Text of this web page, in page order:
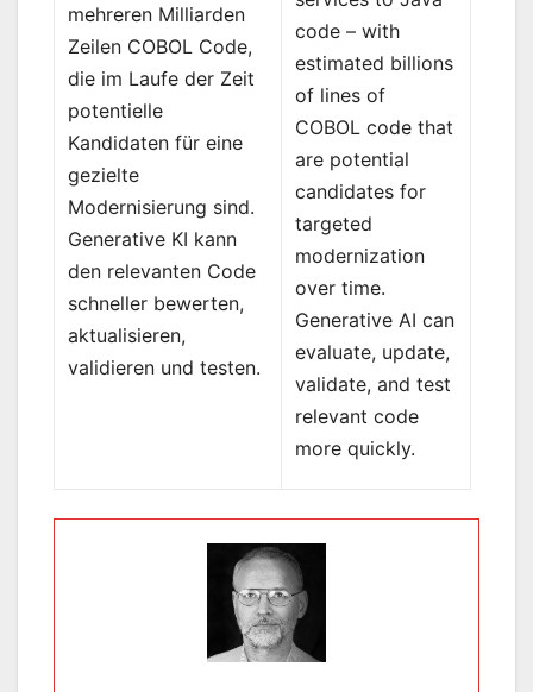
mehreren Milliarden
Zeilen COBOL Code,
die im Laufe der Zeit
potentielle
Kandidaten für eine
gezielte
Modernisierung sind.
Generative KI kann
den relevanten Code
schneller bewerten,
aktualisieren,
validieren und testen.
code – with
estimated billions
of lines of
COBOL code that
are potential
candidates for
targeted
modernization
over time.
Generative AI can
evaluate, update,
validate, and test
relevant code
more quickly.